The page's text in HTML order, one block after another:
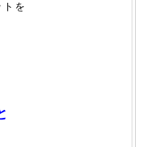
トを